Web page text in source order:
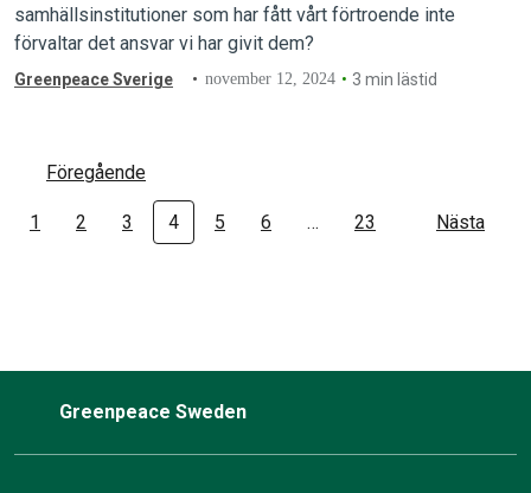
samhällsinstitutioner som har fått vårt förtroende inte
förvaltar det ansvar vi har givit dem?
Greenpeace Sverige november 12, 2024 3 min lästid
Föregående
1 2 3 4 5 6 … 23 Nästa
Greenpeace Sweden